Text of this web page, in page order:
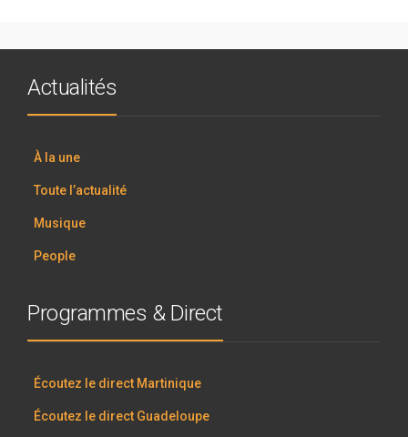
Actualités
À la une
Toute l’actualité
Musique
People
Programmes & Direct
Écoutez le direct Martinique
Écoutez le direct Guadeloupe